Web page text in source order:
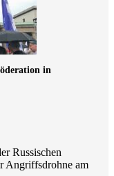
in
Russischen
Angriffsdrohne am